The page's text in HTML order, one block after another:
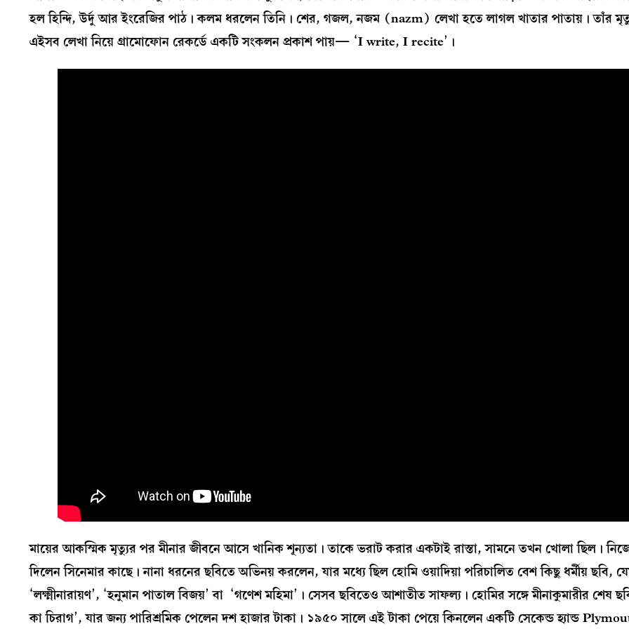
হল হিন্দি, উর্দু আর ইংরেজির পাঠ। কলম ধরলেন তিনি। শের, গজল, নজম (nazm) লেখা হতে লাগল খাতার পাতায়। তাঁর
এইসব লেখা নিয়ে গ্রামোফোন রেকর্ডে একটি সংকলন প্রকাশ পায়— ‘I write, I recite’।
মায়ের আকস্মিক মৃত্যুর পর মীনার জীবনে আসে খানিক শূন্যতা। তাকে ভরাট করার একটাই রাস্তা, সামনে তখন খোলা ছিল।
দিলেন সিনেমার কাছে। নানা ধরনের ছবিতে অভিনয় করলেন, যার মধ্যে ছিল হোমি ওয়াদিয়া পরিচালিত বেশ কিছু ধর্মীয় ছবি,
‘লক্ষ্মীনারায়ণ’, ‘হনুমান পাতাল বিজয়’ বা ‘গণেশ মহিমা’। সেসব ছবিতেও আশাতীত সাফল্য। হোমির সঙ্গে মীনাকুমারীর শেষ
কা চিরাগ’, যার জন্য পারিশ্রমিক পেলেন দশ হাজার টাকা। ১৯৫০ সালে এই টাকা পেয়ে কিনলেন একটি সেকেন্ড হ্যান্ড